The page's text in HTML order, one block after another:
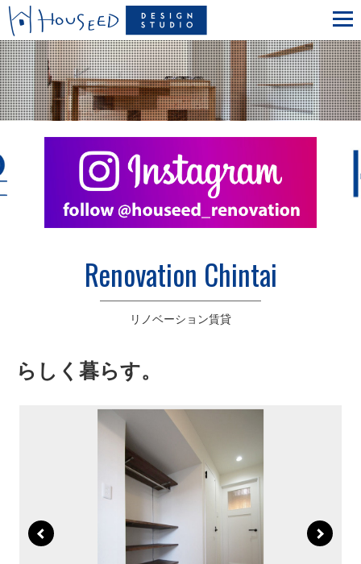
Renovation Chintai
リノベーション賃貸
らしく暮らす。